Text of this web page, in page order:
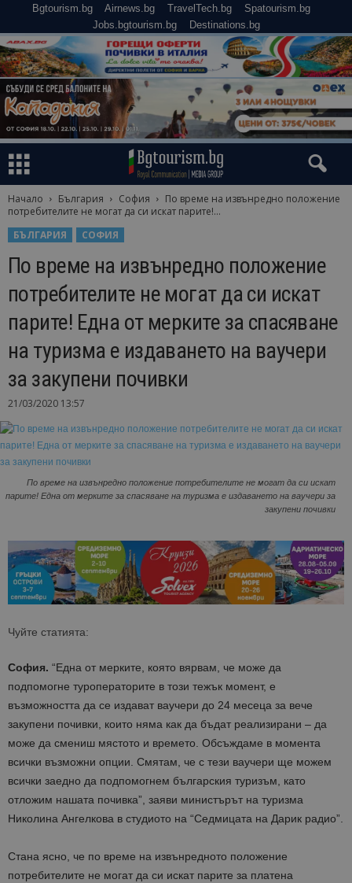
Bgtourism.bg Airnews.bg TravelTech.bg
Spatourism.bg
Jobs.bgtourism.bg
Destinations.bg
Начало България София
По време на извънредно положение
потребителите не могат да си искат парите!...
БЪЛГАРИЯ
СОФИЯ
По време на извънредно положение
потребителите не могат да си искат
парите! Една от мерките за спасяване
на туризма е издаването на ваучери
за закупени почивки
21/03/2020 13:57
По време на извънредно положение потребителите не могат да си искат
парите! Една от мерките за спасяване на туризма е издаването на ваучери за
закупени почивки
Чуйте статията:
София. “Една от мерките, която вярвам, че може да
подпомогне туроператорите в този тежък момент, е
възможността да се издават ваучери до 24 месеца за вече
закупени почивки, които няма как да бъдат реализирани – да
може да смениш мястото и времето. Обсъждаме в момента
всички възможни опции. Смятам, че с тези ваучери ще можем
всички заедно да подпомогнем българския туризъм, като
отложим нашата почивка”, заяви министърът на туризма
Николина Ангелкова в студиото на “Седмицата на Дарик радио”.
Стана ясно, че по време на извънредното положение
потребителите не могат да си искат парите за платена